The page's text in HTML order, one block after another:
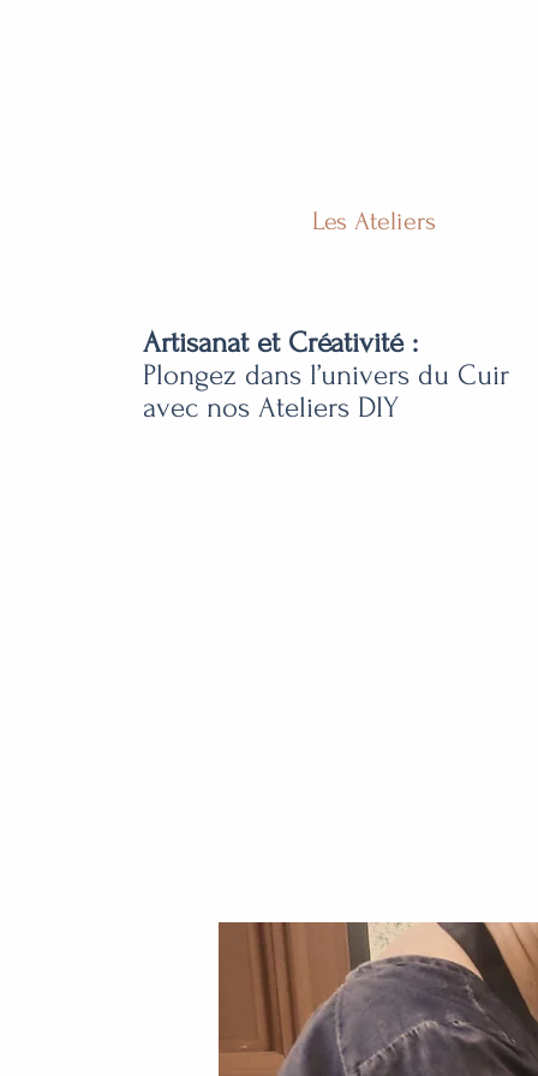
Les Ateliers
Artisanat et Créativité :
Plongez dans l’univers du Cuir
avec nos Ateliers DIY